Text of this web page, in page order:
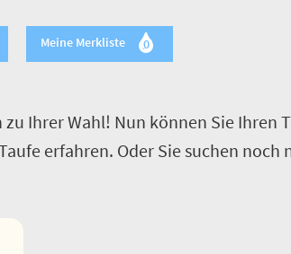
Meine Merkliste 0
Ihrer Wahl! Nun können Sie
erfahren. Oder Sie suchen